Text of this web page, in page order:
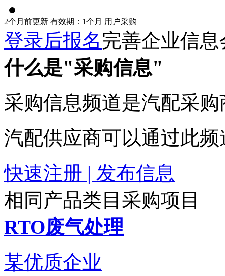
2个月前更新 有效期：1个月 用户采购
登录后报名完善企业信
什么是"采购信息"
采购信息频道是汽配采
汽配供应商可以通过此
快速注册 | 发布信息
相同产品类目采购项目
RTO废气处理
某优质企业